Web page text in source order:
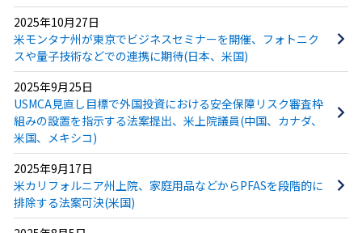
2025年10月27日
米モンタナ州が東京でビジネスセミナーを開催、フォトニク
スや量子技術などでの連携に期待(日本、米国)
2025年9月25日
USMCA見直し目標で外国投資における安全保障リスク審査枠
組みの設置を指示する法案提出、米上院議員(中国、カナダ、
米国、メキシコ)
2025年9月17日
米カリフォルニア州上院、家庭用品などからPFASを段階的に
排除する法案可決(米国)